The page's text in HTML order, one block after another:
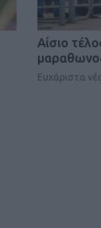
Αίσιο
Ευχάριστα